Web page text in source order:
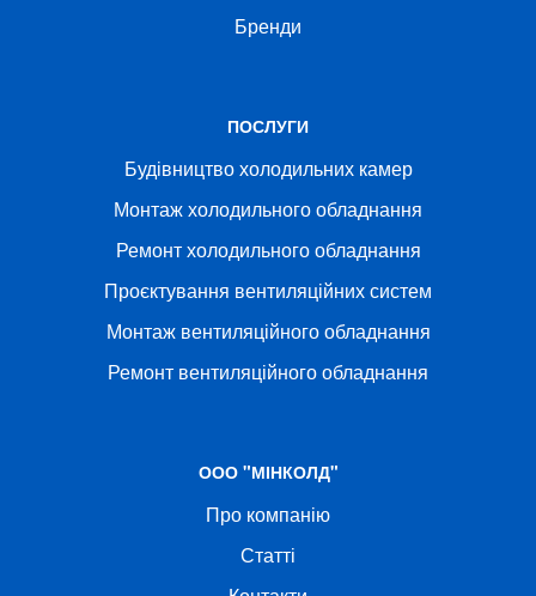
Бренди
ПОСЛУГИ
Будівництво холодильних камер
Монтаж холодильного обладнання
Ремонт холодильного обладнання
Проєктування вентиляційних систем
Монтаж вентиляційного обладнання
Ремонт вентиляційного обладнання
ООО "МІНКОЛД"
Про компанію
Статті